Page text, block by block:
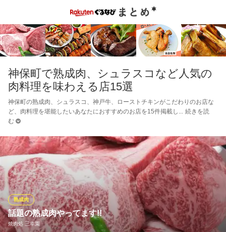
神保町で熟成肉、シュラスコなど人気の
肉料理を味わえる店15選
神保町の熟成肉、シュラスコ、神戸牛、ローストチキンがこだわりのお店な
ど、肉料理を堪能したいあなたにおすすめのお店を15件掲載し
続きを読
む
話題の熟成肉やってます!!
焼肉処 三幸園
熟成肉